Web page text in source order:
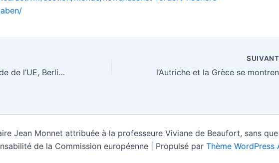
Malgré l’incertitude de l’UE, Berlin adopte un paquet législatif sur la PAC – EURACTIV.fr
SUIVANT
Jean Monnet attribuée à la professeure Viviane de Beaufort, sans
de la Commission européenne | Propulsé par Thème WordPress